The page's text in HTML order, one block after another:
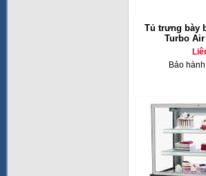
Tủ trưng bày
Turbo Air
Bảo